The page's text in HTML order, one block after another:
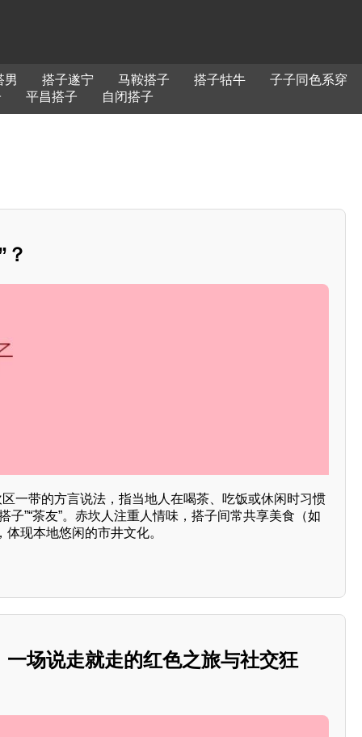
男 搭子遂宁 马鞍搭子 搭子牯牛
子子同色系穿
平昌搭子 自闭搭子
区一带的方言说法，指当地人在喝茶、吃饭或休闲时习惯
子”“茶友”。赤坎人注重人情味，搭子间常共享美食（如
现本地悠闲的市井文化。
场说走就走的红色之旅与社交狂